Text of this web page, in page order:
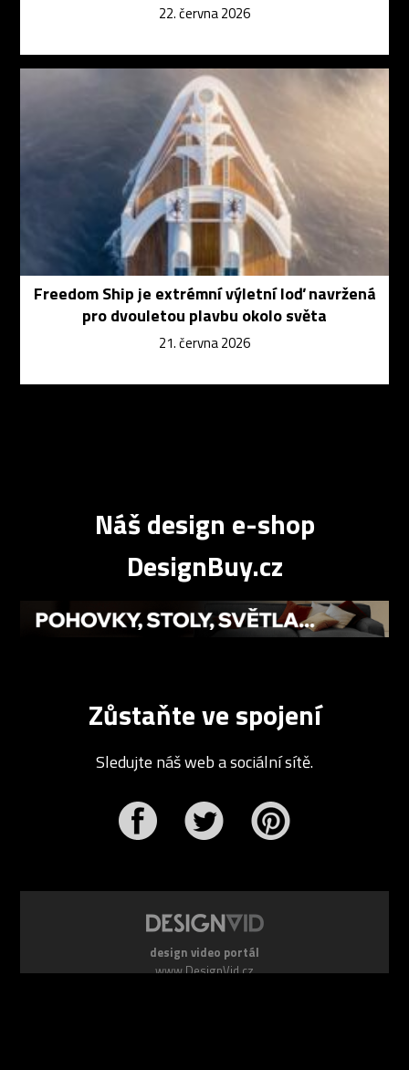
22. června 2026
Freedom Ship je extrémní výletní loď navržená
pro dvouletou plavbu okolo světa
21. června 2026
Náš design e-shop
DesignBuy.cz
Zůstaňte ve spojení
Sledujte náš web a sociální sítě.
design video portál
www.DesignVid.cz